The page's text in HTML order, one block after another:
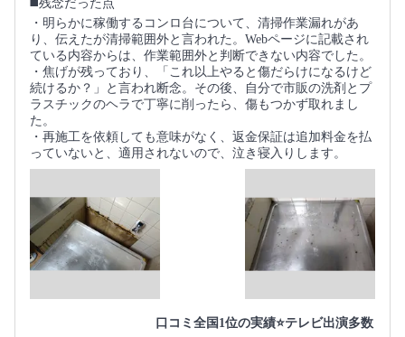
◼️残念だった点
・明らかに稼働するコンロ台について、清掃作業漏れがあ
り、伝えたが清掃範囲外と言われた。Webページに記載され
ている内容からは、作業範囲外と判断できない内容でした。
・焦げが残っており、「これ以上やると傷だらけになるけど
続けるか？」と言われ断念。その後、自分で市販の洗剤とプ
ラスチックのヘラで丁寧に削ったら、傷もつかず取れまし
た。
・再施工を依頼しても意味がなく、返金保証は追加料金を払
っていないと、適用されないので、泣き寝入りします。
口コミ全国1位の実績⭐テレビ出演多数